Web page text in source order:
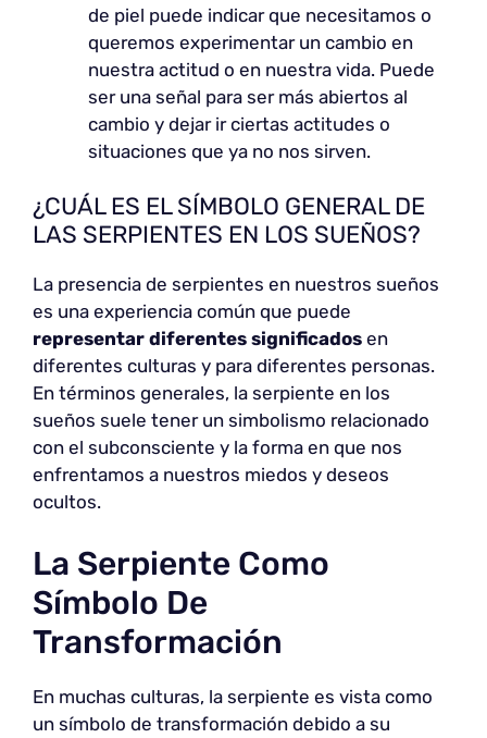
de piel puede indicar que necesitamos o
queremos experimentar un cambio en
nuestra actitud o en nuestra vida. Puede
ser una señal para ser más abiertos al
cambio y dejar ir ciertas actitudes o
situaciones que ya no nos sirven.
¿CUÁL ES EL SÍMBOLO GENERAL DE
LAS SERPIENTES EN LOS SUEÑOS?
La presencia de serpientes en nuestros sueños
es una experiencia común que puede
representar diferentes significados en
diferentes culturas y para diferentes personas.
En términos generales, la serpiente en los
sueños suele tener un simbolismo relacionado
con el subconsciente y la forma en que nos
enfrentamos a nuestros miedos y deseos
ocultos.
La Serpiente Como
Símbolo De
Transformación
En muchas culturas, la serpiente es vista como
un símbolo de transformación debido a su